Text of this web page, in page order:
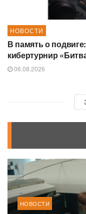
НОВОСТИ
В память о
кибертурнир
06.08.2026
НОВОСТИ